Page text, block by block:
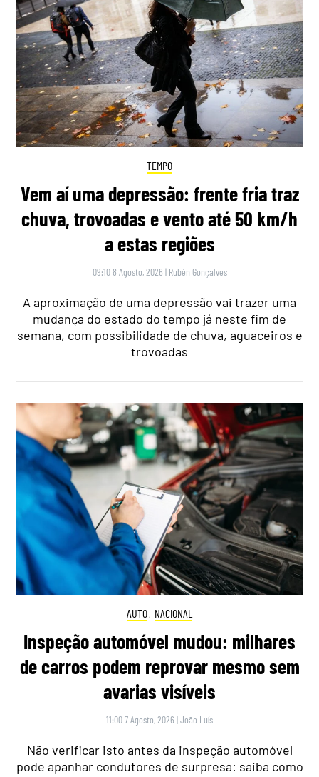
TEMPO
Vem aí uma depressão: frente fria traz
chuva, trovoadas e vento até 50 km/h
a estas regiões
09:10 8 Agosto, 2026 | Rubén Gonçalves
A aproximação de uma depressão vai trazer uma
mudança do estado do tempo já neste fim de
semana, com possibilidade de chuva, aguaceiros e
trovoadas
AUTO, NACIONAL
Inspeção automóvel mudou: milhares
de carros podem reprovar mesmo sem
avarias visíveis
11:00 7 Agosto, 2026 |João Luís
Não verificar isto antes da inspeção automóvel
pode apanhar condutores de surpresa: saiba como